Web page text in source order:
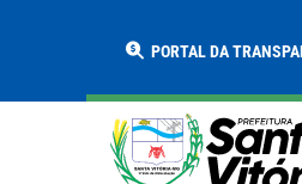
PORTAL DA